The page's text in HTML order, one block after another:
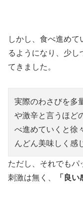
しかし、食べ進め
るようになり、少
てきました。
実際のわさびを多
や激辛と言うほど
べ進めていくと徐
んどん美味しく感
ただし、それでも
刺激は無く、
「良